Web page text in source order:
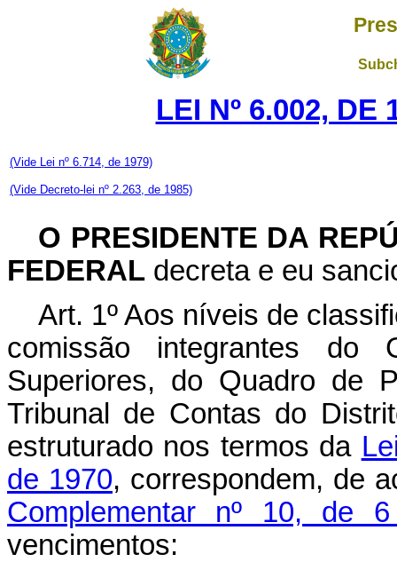
LEI Nº 6.002, DE
(Vide Lei nº 6.714, de 1979)
(Vide Decreto-lei nº 2.263, de 1985)
O PRESIDENTE DA
FEDERAL decreta e eu
Art. 1º Aos níveis de
comissão integrantes do
Superiores, do Quadro de
Tribunal de Contas do
estruturado nos termos da
de 1970, correspondem, de
Complementar nº 10, de
vencimentos: